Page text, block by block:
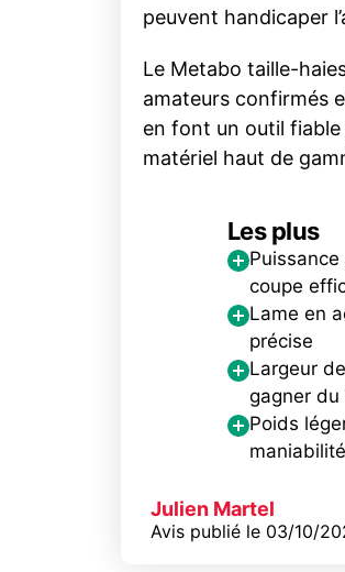
peuvent handicaper
Le Metabo taille-
amateurs confirmés
en font un outil fiable
matériel haut de
Les plus
coupe
Lame en
précise
Largeur
gagner du
Poids
maniabilité
Julien Martel
Avis publié le 03/10/